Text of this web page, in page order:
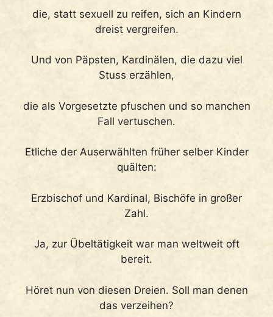
die, statt sexuell zu reifen, sich an Kindern
dreist vergreifen.
Und von Päpsten, Kardinälen, die dazu viel
Stuss erzählen,
die als Vorgesetzte pfuschen und so manchen
Fall vertuschen.
Etliche der Auserwählten früher selber Kinder
quälten:
Erzbischof und Kardinal, Bischöfe in großer
Zahl.
Ja, zur Übeltätigkeit war man weltweit oft
bereit.
Höret nun von diesen Dreien. Soll man denen
das verzeihen?